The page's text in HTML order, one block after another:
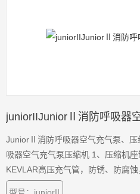
juniorIIJuniorⅡ消防呼吸器
JuniorⅡ消防呼吸器空气充气泵、压缩机产品
吸器空气充气泵压缩机 1、压缩机座制造精细, 2、不锈钢充气组件及
KEVLAR高压充气管，防锈、防腐蚀，使用寿
殊塑料保护罩，加强冷却风的流量，